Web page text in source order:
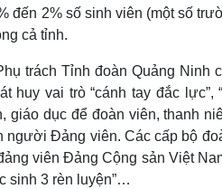
đến 2% số sinh viên (một số
cả tỉnh.
trách Tỉnh đoàn Quảng Ninh
huy vai trò “cánh tay đắc
giáo dục để đoàn viên, thanh
Đảng viên. Các cấp bộ
viên Đảng Cộng sản Việt
sinh 3 rèn luyện”…